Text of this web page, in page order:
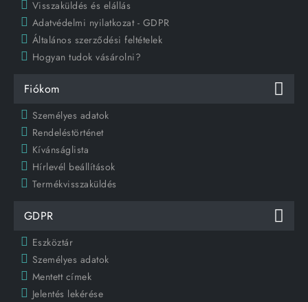
Visszaküldés és elállás
Adatvédelmi nyilatkozat - GDPR
Általános szerződési feltételek
Hogyan tudok vásárolni?
Fiókom
Személyes adatok
Rendeléstörténet
Kívánságlista
Hírlevél beállítások
Termékvisszaküldés
GDPR
Eszköztár
Személyes adatok
Mentett címek
Jelentés lekérése